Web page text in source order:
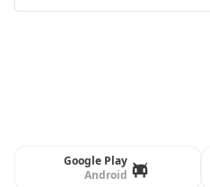
Google Play
Android